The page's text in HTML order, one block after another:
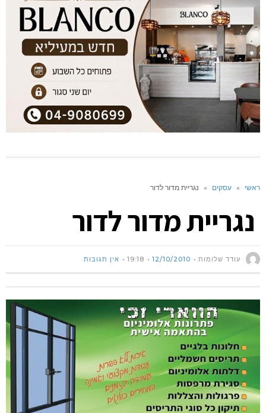
ראשי » עסקים » נגריית מדור לדור
נגריית מדור לדור
עודד שלומות 12/10/2010
19:18 אין תגובות